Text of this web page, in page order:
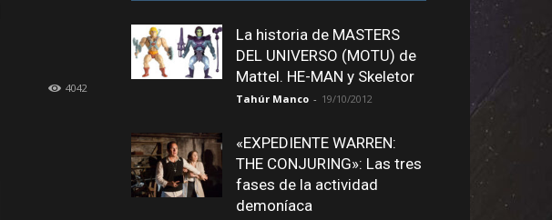
4042
La historia de MASTERS
DEL UNIVERSO (MOTU) de
Mattel. HE-MAN y Skeletor
Tahúr Manco - 19/10/2012
«EXPEDIENTE WARREN:
THE CONJURING»: Las tres
fases de la actividad
demoníaca